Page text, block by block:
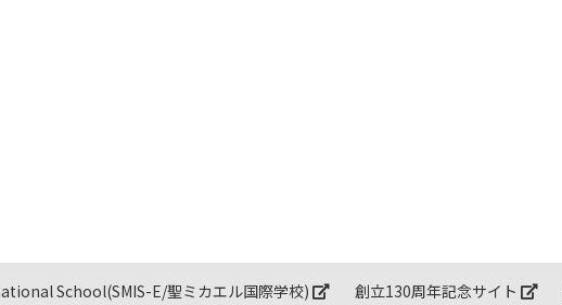
School(SMIS-E/聖ミカエル国際学校) 創立130周年記念サイト